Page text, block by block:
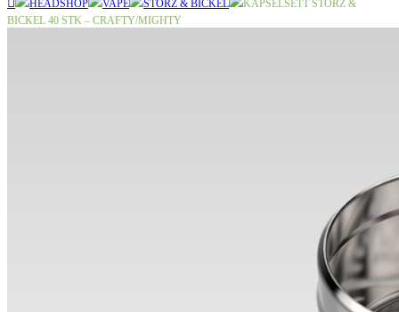
HEADSHOP VAPE STORZ & BICKEL
KAPSELSETT STORZ &
BICKEL 40 STK – CRAFTY/MIGHTY